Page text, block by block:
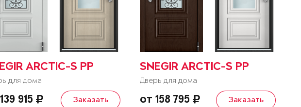
ARCTIC-S PP
для дома
915 Заказать
SNEGIR ARCTIC-S PP
Дверь для дома
от 158 795 Заказать